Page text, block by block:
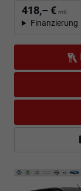
418,– € mtl.
Finanzierung